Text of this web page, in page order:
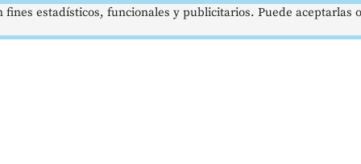
estadísticos, funcionales y publicitarios. Puede aceptarlas